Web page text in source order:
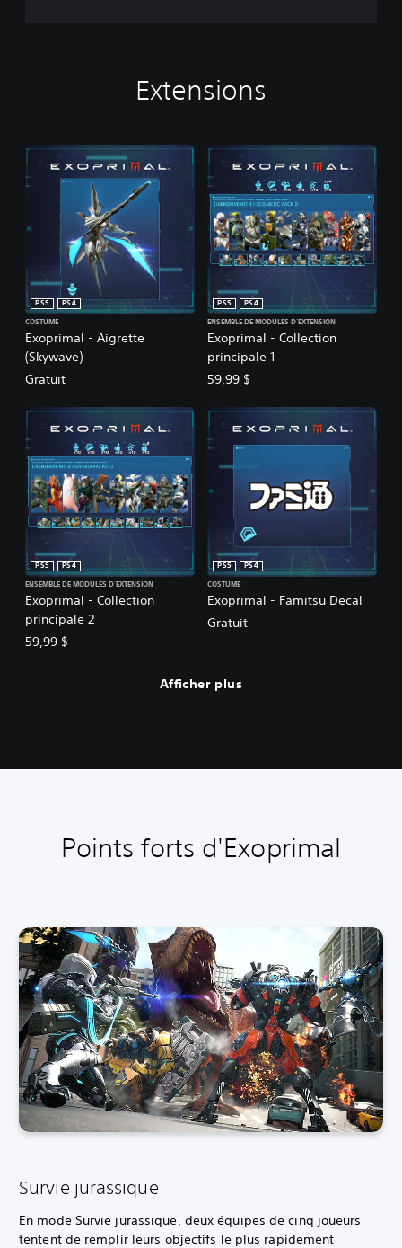
Extensions
Exoprimal - Aigrette
(Skywave)
PS5
PS4
COSTUME
Gratuit
Exoprimal - Collection
principale 1
PS5
PS4
ENSEMBLE DE MODULES D'EXTENSION
59,99 $
Exoprimal - Collection
principale 2
PS5
PS4
ENSEMBLE DE MODULES D'EXTENSION
59,99 $
Exoprimal - Famitsu Decal
PS5
PS4
COSTUME
Gratuit
Afficher plus
Points forts d'Exoprimal
Survie jurassique
En mode Survie jurassique, deux équipes de cinq joueurs
tentent de remplir leurs objectifs le plus rapidement